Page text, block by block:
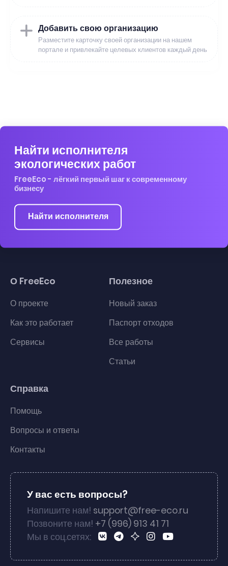
Добавить свою организацию
Разместите карточку своей организации на нашем
портале и привлекайте целевых клиентов каждый день
Найти исполнителя
экологических работ
FreeEco - лёгкий первый шаг к современному
бизнесу
Найти исполнителя
О FreeEco
О проекте
Как это работает
Сервисы
Полезное
Новый заказ
Паспорт отходов
Все работы
Статьи
Справка
Помощь
Вопросы и ответы
Контакты
У вас есть вопросы?
Напишите нам! support@free-eco.ru
Позвоните нам! +7 (996) 913 41 71
Мы в соц.сетях: